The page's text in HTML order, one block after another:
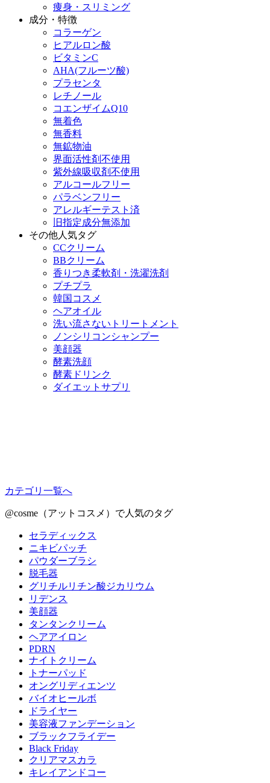
痩身・スリミング
成分・特徴
コラーゲン
ヒアルロン酸
ビタミンC
AHA(フルーツ酸)
プラセンタ
レチノール
コエンザイムQ10
無着色
無香料
無鉱物油
界面活性剤不使用
紫外線吸収剤不使用
アルコールフリー
パラベンフリー
アレルギーテスト済
旧指定成分無添加
その他人気タグ
CCクリーム
BBクリーム
香りつき柔軟剤・洗濯洗剤
プチプラ
韓国コスメ
ヘアオイル
洗い流さないトリートメント
ノンシリコンシャンプー
美顔器
酵素洗顔
酵素ドリンク
ダイエットサプリ
カテゴリ一覧へ
@cosme（アットコスメ）で人気のタグ
セラディックス
ニキビパッチ
パウダーブラシ
脱毛器
グリチルリチン酸ジカリウム
リデンス
美顔器
タンタンクリーム
ヘアアイロン
PDRN
ナイトクリーム
トナーパッド
オングリディエンツ
バイオヒールボ
ドライヤー
美容液ファンデーション
ブラックフライデー
Black Friday
クリアマスカラ
キレイアンドコー